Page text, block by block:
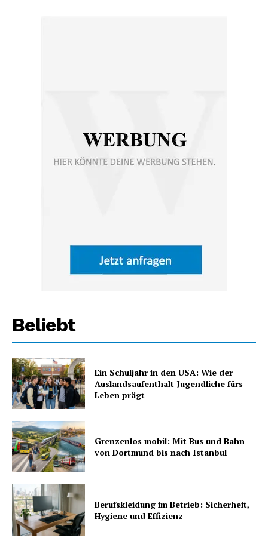
Beliebt
Ein Schuljahr in den USA: Wie der
Auslandsaufenthalt Jugendliche fürs
Leben prägt
Grenzenlos mobil: Mit Bus und Bahn
von Dortmund bis nach Istanbul
Berufskleidung im Betrieb: Sicherheit,
Hygiene und Effizienz